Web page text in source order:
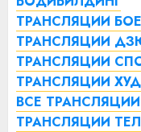
ТРАНСЛЯЦИИ
ТРАНСЛЯЦИИ
ТРАНСЛЯЦИИ
ТРАНСЛЯЦИИ
ВСЕ
ТРАНСЛЯЦИИ